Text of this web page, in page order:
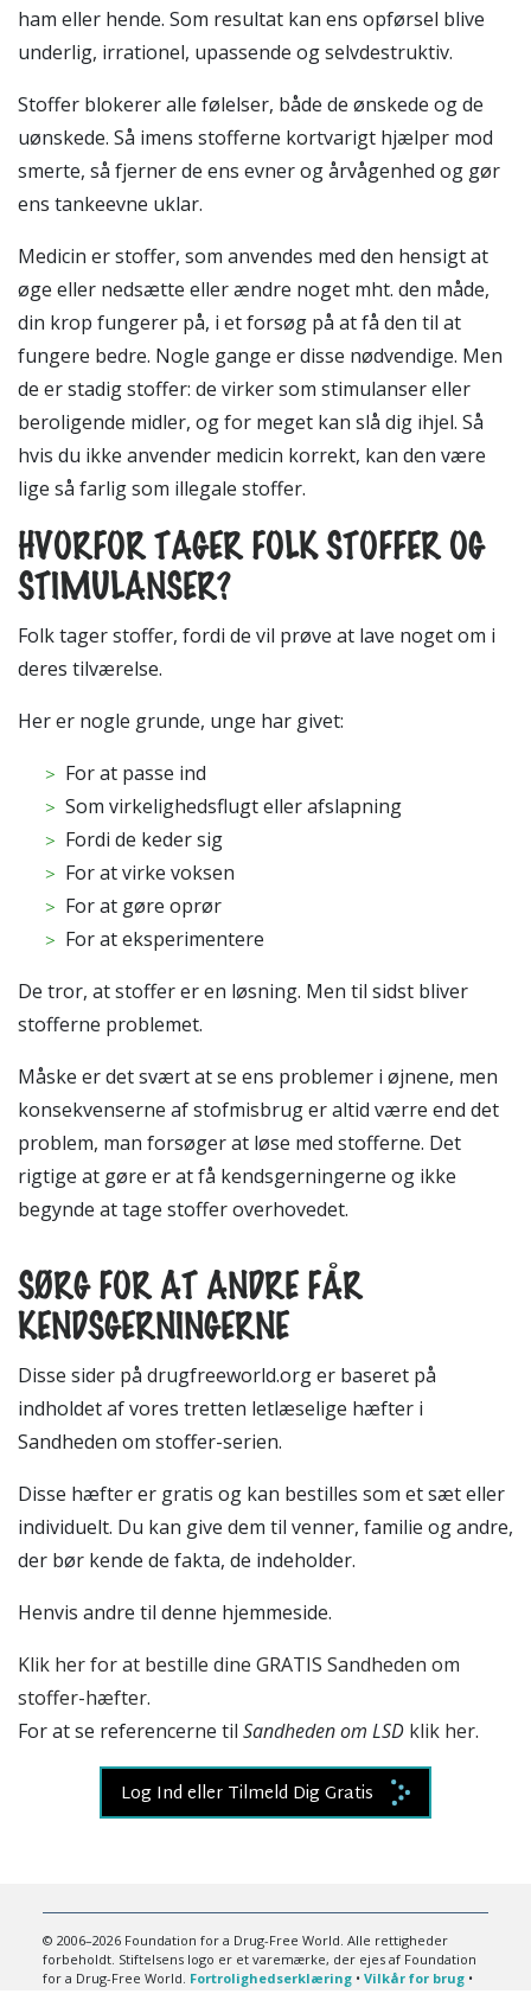
ham eller hende. Som resultat kan ens opførsel blive
underlig, irrationel, upassende og selvdestruktiv.
Stoffer blokerer alle følelser, både de ønskede og de
uønskede. Så imens stofferne kortvarigt hjælper mod
smerte, så fjerner de ens evner og årvågenhed og gør
ens tankeevne uklar.
Medicin er stoffer, som anvendes med den hensigt at
øge eller nedsætte eller ændre noget mht. den måde,
din krop fungerer på, i et forsøg på at få den til at
fungere bedre. Nogle gange er disse nødvendige. Men
de er stadig stoffer: de virker som stimulanser eller
beroligende midler, og for meget kan slå dig ihjel. Så
hvis du ikke anvender medicin korrekt, kan den være
lige så farlig som illegale stoffer.
HVORFOR TAGER FOLK STOFFER OG
STIMULANSER?
Folk tager stoffer, fordi de vil prøve at lave noget om i
deres tilværelse.
Her er nogle grunde, unge har givet:
For at passe ind
Som virkelighedsflugt eller afslapning
Fordi de keder sig
For at virke voksen
For at gøre oprør
For at eksperimentere
De tror, at stoffer er en løsning. Men til sidst bliver
stofferne problemet.
Måske er det svært at se ens problemer i øjnene, men
konsekvenserne af stofmisbrug er altid værre end det
problem, man forsøger at løse med stofferne. Det
rigtige at gøre er at få kendsgerningerne og ikke
begynde at tage stoffer overhovedet.
SØRG FOR AT ANDRE FÅR
KENDSGERNINGERNE
Disse sider på drugfreeworld.org er baseret på
indholdet af vores tretten letlæselige hæfter i
Sandheden om stoffer-serien.
Disse hæfter er gratis og kan bestilles som et sæt eller
individuelt. Du kan give dem til venner, familie og andre,
der bør kende de fakta, de indeholder.
Henvis andre til denne hjemmeside.
Klik her for at bestille dine GRATIS Sandheden om
stoffer-hæfter.
For at se referencerne til Sandheden om LSD klik her.
Log Ind eller Tilmeld Dig Gratis
© 2006–2026 Foundation for a Drug-Free World. Alle rettigheder
forbeholdt. Stiftelsens logo er et varemærke, der ejes af Foundation
for a Drug-Free World. Fortrolighedserklæring• Vilkår for brug•